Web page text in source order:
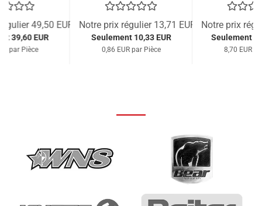
49,50 EUR
39,60 EUR
par Pièce
Notre prix régulier 13,71 EUR
Seulement 10,33 EUR
0,86 EUR par Pièce
Notre prix
Seulement
8,70 EUR